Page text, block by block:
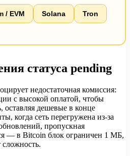
/ EVM Solana Tron
статуса pending
недостаточная комиссия:
с высокой оплатой, чтобы
оставляя дешевые в конце
когда сеть перегружена из-за
пропускная
— в Bitcoin блок ограничен 1 МБ,
сложность.